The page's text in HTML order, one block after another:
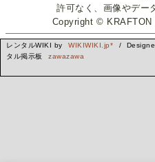
許可なく、画像やデー
Copyright ©
レンタルWIKI by WIKIWIKI.jp* /
タル掲示板
zawazawa